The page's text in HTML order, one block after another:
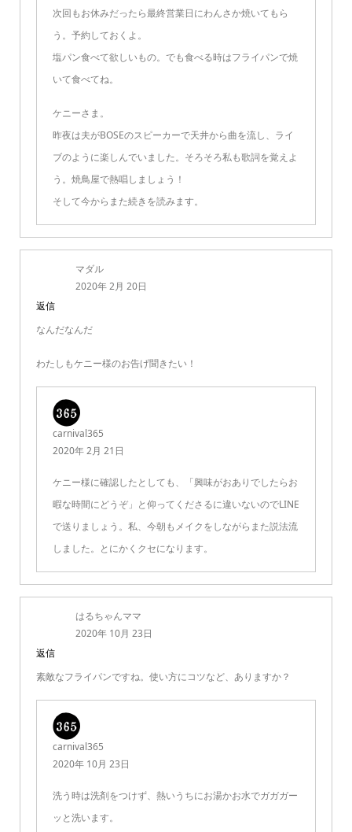
次回もお休みだったら最終営業日にわんさか焼いてもら
う。予約しておくよ。
塩パン食べて欲しいもの。でも食べる時はフライパンで焼
いて食べてね。
ケニーさま。
昨夜は夫がBOSEのスピーカーで天井から曲を流し、ライ
ブのように楽しんでいました。そろそろ私も歌詞を覚えよ
う。焼鳥屋で熱唱しましょう！
そして今からまた続きを読みます。
マダル
2020年 2月 20日
返信
なんだなんだ
わたしもケニー様のお告げ聞きたい！
carnival365
2020年 2月 21日
ケニー様に確認したとしても、「興味がおありでしたらお
暇な時間にどうぞ」と仰ってくださるに違いないのでLINE
で送りましょう。私、今朝もメイクをしながらまた説法流
しました。とにかくクセになります。
はるちゃんママ
2020年 10月 23日
返信
素敵なフライパンですね。使い方にコツなど、ありますか？
carnival365
2020年 10月 23日
洗う時は洗剤をつけず、熱いうちにお湯かお水でガガガー
ッと洗います。